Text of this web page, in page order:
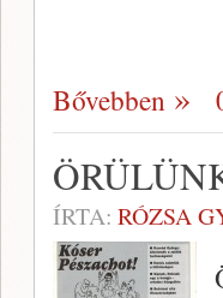
Bővebben
ÍRTA: RÓZSA